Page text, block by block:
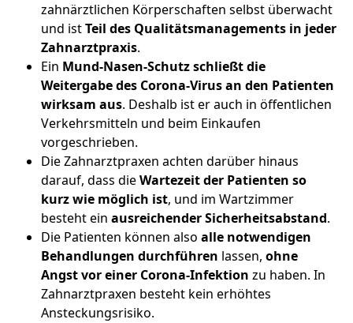
zahnärztlichen Körperschaften selbst überwacht
und istTeil des Qualitätsmanagements in jeder
Zahnarztpraxis.
Ein Mund-Nasen-Schutz schließt die
Weitergabe des Corona-Virus an den Patienten
wirksam aus. Deshalb ist er auch in öffentlichen
Verkehrsmitteln und beim Einkaufen
vorgeschrieben.
Die Zahnarztpraxen achten darüber hinaus
darauf, dass dieWartezeit der Patienten so
kurz wie möglich ist, und im Wartzimmer
besteht ein ausreichender Sicherheitsabstand.
Die Patienten können also alle notwendigen
Behandlungen durchführen lassen, ohne
Angst vor einer Corona-Infektion zu haben. In
Zahnarztpraxen besteht kein erhöhtes
Ansteckungsrisiko.